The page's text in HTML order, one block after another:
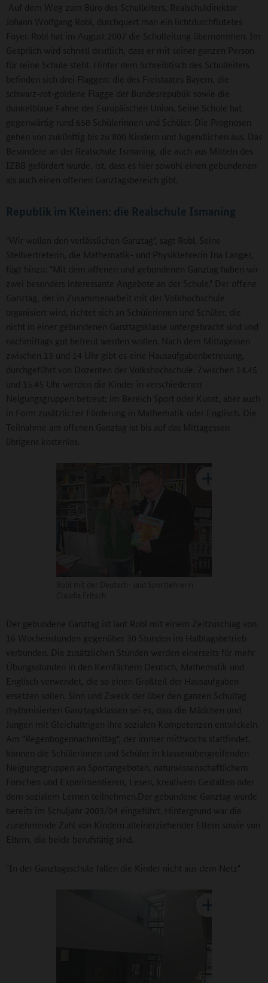
Auf dem Weg zum Büro des Schulleiters, Realschuldirektor
Johann Wolfgang Robl, durchquert man ein lichtdurchflutetes
Foyer. Robl hat im August 2007 die Schulleitung übernommen. Im
Gespräch wird schnell deutlich, dass er mit seiner ganzen Person
für seine Schule steht. Hinter dem Schreibtisch des Schulleiters
befinden sich drei Flaggen: die des Freistaates Bayern, die
schwarz-rot-goldene Flagge der Bundesrepublik sowie die
dunkelblaue Fahne der Europäischen Union. Seine Schule hat
gegenwärtig rund 650 Schülerinnen und Schüler. Die Prognosen
gehen von zukünftig bis zu 800 Kindern und Jugendlichen aus. Das
Besondere an der Realschule Ismaning, die auch aus Mitteln des
IZBB gefördert wurde, ist, dass es hier sowohl einen gebundenen
als auch einen offenen Ganztagsbereich gibt.
Republik im Kleinen: die Realschule Ismaning
"Wir wollen den verlässlichen Ganztag", sagt Robl. Seine
Stellvertreterin, die Mathematik- und Physiklehrerin Ina Langer,
fügt hinzu: "Mit dem offenen und gebundenen Ganztag haben wir
zwei besonders interessante Angebote an der Schule." Der offene
Ganztag, der in Zusammenarbeit mit der Volkhochschule
organisiert wird, richtet sich an Schülerinnen und Schüler, die
nicht in einer gebundenen Ganztagsklasse untergebracht sind und
nachmittags gut betreut werden wollen. Nach dem Mittagessen
zwischen 13 und 14 Uhr gibt es eine Hausaufgabenbetreuung,
durchgeführt von Dozenten der Volkshochschule. Zwischen 14.45
und 15.45 Uhr werden die Kinder in verschiedenen
Neigungsgruppen betreut: im Bereich Sport oder Kunst, aber auch
in Form zusätzlicher Förderung in Mathematik oder Englisch. Die
Teilnahme am offenen Ganztag ist bis auf das Mittagessen
übrigens kostenlos.
Der gebundene Ganztag ist laut Robl mit einem Zeitzuschlag von
16 Wochenstunden gegenüber 30 Stunden im Halbtagsbetrieb
verbunden. Die zusätzlichen Stunden werden einerseits für mehr
Übungsstunden in den Kernfächern Deutsch, Mathematik und
Englisch verwendet, die so einen Großteil der Hausaufgaben
ersetzen sollen. Sinn und Zweck der über den ganzen Schultag
rhythmisierten Ganztagsklassen sei es, dass die Mädchen und
Jungen mit Gleichaltrigen ihre sozialen Kompetenzen entwickeln.
Am "Regenbogennachmittag", der immer mittwochs stattfindet,
können die Schülerinnen und Schüler in klassenübergreifenden
Neigungsgruppen an Sportangeboten, naturwissenschaftlichem
Forschen und Experimentieren, Lesen, kreativem Gestalten oder
dem sozialem Lernen teilnehmen.Der gebundene Ganztag wurde
bereits im Schuljahr 2003/04 eingeführt. Hintergrund war die
zunehmende Zahl von Kindern alleinerziehender Eltern sowie von
Eltern, die beide berufstätig sind.
"In der Ganztagsschule fallen die Kinder nicht aus dem Netz"